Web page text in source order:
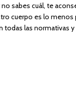
no sabes cuál, te
cuerpo es lo
todas las normativas